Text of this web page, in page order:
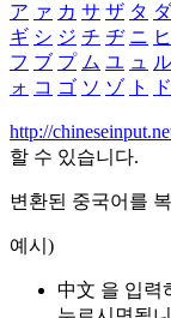
ア ァ カ サ ザ タ ダ
ギ シ ジ チ ヂ ニ ヒ
フ ブ プ ム ユ ュ ル
ォ コ ゴ ソ ゾ ト ド
http://
할 수 있습니다.
변환된 중국어를
예시)
中文 을 입력